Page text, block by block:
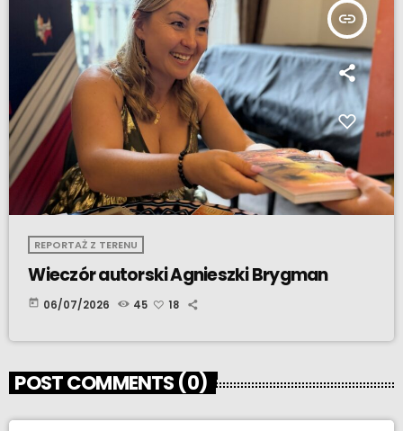
insert_link
REPORTAŻ Z TERENU
Wieczór autorski Agnieszki Brygman
today 06/07/2026 45 18
POST COMMENTS (0)